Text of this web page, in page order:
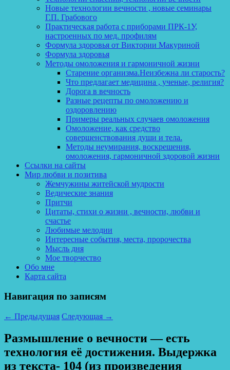
Новые технологии вечности , новые семинары
Г.П. Грабового
Практическая работа с приборами ПРК-1У,
настроенных по мед. профилям
Формула здоровья от Виктории Макуриной
Формула здоровья
Методы омоложения и гармоничной жизни
Старение организма.Неизбежна ли старость?
Что предлагает медицина , ученые, религия?
Дорога в вечность
Разные рецепты по омоложению и
оздоровлению
Примеры реальных случаев омоложения
Омоложение, как средство
совершенствования души и тела.
Методы неумирания, воскрешения,
омоложения, гармоничной здоровой жизни
Ссылки на сайты
Мир любви и позитива
Жемчужины житейской мудрости
Ведические знания
Притчи
Цитаты, стихи о жизни , вечности, любви и
счастье
Любимые мелодии
Интересные события, места, пророчества
Мысль дня
Мое творчество
Обо мне
Карта сайта
Навигация по записям
← Предыдущая Следующая →
Размышление о вечности — есть
технология её достижения. Выдержка
из текста- 104 (из произведения